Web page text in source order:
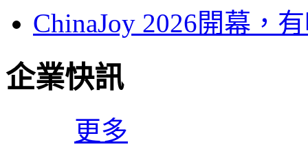
ChinaJoy 2026開幕，
企業快訊
更多